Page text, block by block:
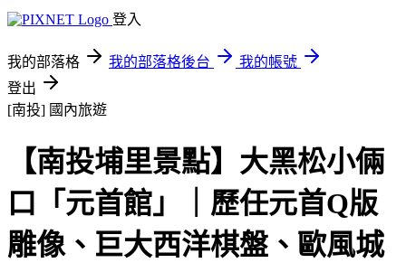
登入
我的部落格 我的部落格後台
我的帳號
登出
[南投] 國內旅遊
【南投埔里景點】大黑松小倆
口「元首館」｜歷任元首Q版
雕像、巨大西洋棋盤、歐風城